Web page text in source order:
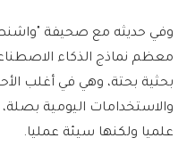
وفي حديثه مع صحيفة
معظم نماذج الذكاء
بحثية بحتة، وهي في أغلب
والاستخدامات اليومية بصلة،
علميا ولكنها سيئة عمليا.